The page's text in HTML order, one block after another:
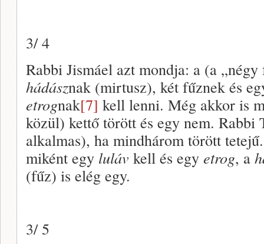
3/ 4
Rabbi Jismáel azt mondja: a (a
hádásznak (mirtusz), két fűznek és
etrognak[7] kell lenni. Még akkor is
közül) kettő törött és egy nem. Rabbi
alkalmas), ha mindhárom törött
miként egy luláv kell és egy etrog, a
(fűz) is elég egy.
3/ 5